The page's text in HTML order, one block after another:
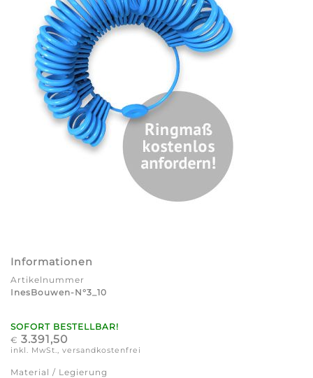
Informationen
Artikelnummer
InesBouwen-N°3_10
SOFORT BESTELLBAR!
€ 3.391,50
inkl. MwSt., versandkostenfrei
Material / Legierung